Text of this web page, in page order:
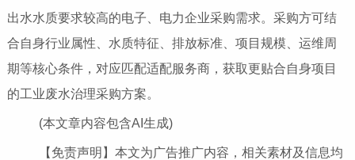
出水水质要求较高的电子、电力企业采购需求。采购方可结
合自身行业属性、水质特征、排放标准、项目规模、运维周
期等核心条件，对应匹配适配服务商，获取更贴合自身项目
的工业废水治理采购方案。
(本文章内容包含AI生成)
【免责声明】本文为广告推广内容，相关素材及信息均